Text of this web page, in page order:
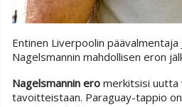
Entinen Liverpoolin päävalmentaja
Nagelsmannin mahdollisen eron
Nagelsmannin ero merkitsisi uutta
tavoitteistaan. Paraguay-tappio